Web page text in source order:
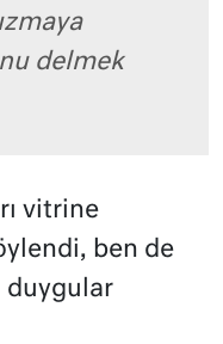
delmek
vitrine
ben de
duygular